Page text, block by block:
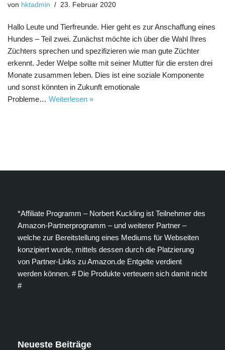
von hktadmin 23. Februar 2020
Hallo Leute und Tierfreunde. Hier geht es zur Anschaffung eines
Hundes – Teil zwei. Zunächst möchte ich über die Wahl Ihres
Züchters sprechen und spezifizieren wie man gute Züchter
erkennt. Jeder Welpe sollte mit seiner Mutter für die ersten drei
Monate zusammen leben. Dies ist eine soziale Komponente
und sonst könnten in Zukunft emotionale
Probleme… Weiterlesen »
*Affiliate Programm – Norbert Kuckling ist Teilnehmer des
Amazon-Partnerprogramm – und weiterer Partner –
welche zur Bereitstellung eines Mediums für Webseiten
konzipiert wurde, mittels dessen durch die Platzierung
von Partner-Links zu Amazon.de Entgelte verdient
werden können. # Die Produkte verteuern sich damit nicht
#
Neueste Beiträge